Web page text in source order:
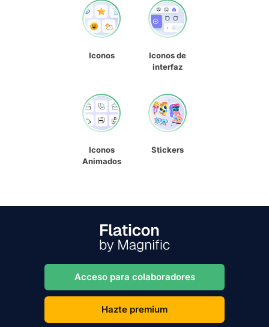
Iconos
Iconos de
interfaz
Iconos
Animados
Stickers
Acceso para colaboradores
Hazte premium